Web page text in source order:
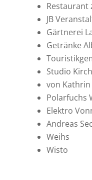
Restaurant
JB
Gärtnerei
Getränke
Studio
von Kathrin
Polarfuchs
Elektro
Andreas
Weihs
Wisto